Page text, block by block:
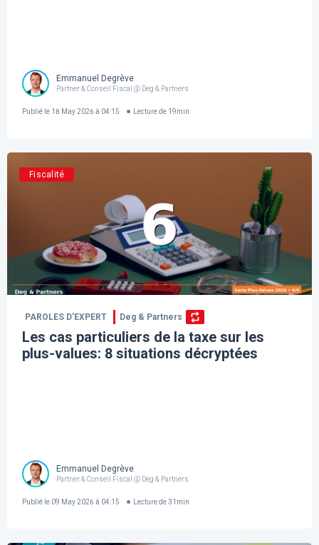
Emmanuel Degrève
Partner & Conseil Fiscal @ Deg & Partners
Publié le 18 May 2026 à 04:15 Lecture de 19min
Fiscalité
PAROLES D’EXPERT Deg & Partners
Les cas particuliers de la taxe sur les
plus-values: 8 situations décryptées
Emmanuel Degrève
Partner & Conseil Fiscal @ Deg & Partners
Publié le 09 May 2026 à 04:15 Lecture de 31 min